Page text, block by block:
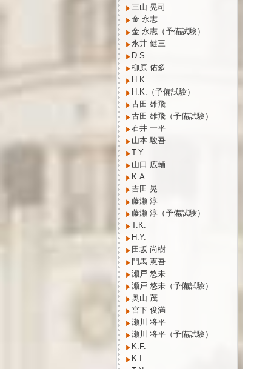
三山 晃司
金 永志
金 永志（予備試験）
永井 健三
D.S.
柳原 佑多
H.K.
H.K.（予備試験）
古田 雄飛
古田 雄飛（予備試験）
石井 一平
山本 駿吾
T.Y
山口 広輔
K.A.
吉田 晃
藤瀬 淳
藤瀬 淳（予備試験）
T.K.
H.Y.
田坂 尚樹
門馬 憲吾
瀬戸 悠未
瀬戸 悠未（予備試験）
奥山 茂
宮下 俊満
瀬川 将平
瀬川 将平（予備試験）
K.F.
K.I.